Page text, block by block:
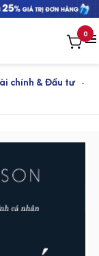
0
chính & Đầu tư -